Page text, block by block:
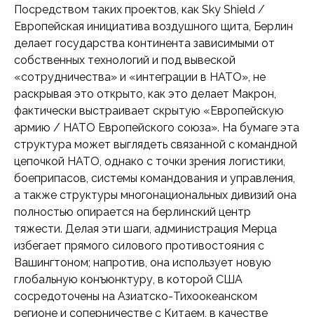
Посредством таких проектов, как Sky Shield /
Европейская инициатива воздушного щита, Берлин
делает государства континента зависимыми от
собственных технологий и под вывеской
«сотрудничества» и «интеграции в НАТО», не
раскрывая это открыто, как это делает Макрон,
фактически выстраивает скрытую «Европейскую
армию / НАТО Европейского союза». На бумаге эта
структура может выглядеть связанной с командной
цепочкой НАТО, однако с точки зрения логистики,
боеприпасов, системы командования и управления,
а также структуры многонациональных дивизий она
полностью опирается на берлинский центр
тяжести. Делая эти шаги, администрация Мерца
избегает прямого силового противостояния с
Вашингтоном; напротив, она использует новую
глобальную конъюнктуру, в которой США
сосредоточены на Азиатско-Тихоокеанском
регионе и соперничестве с Китаем, в качестве